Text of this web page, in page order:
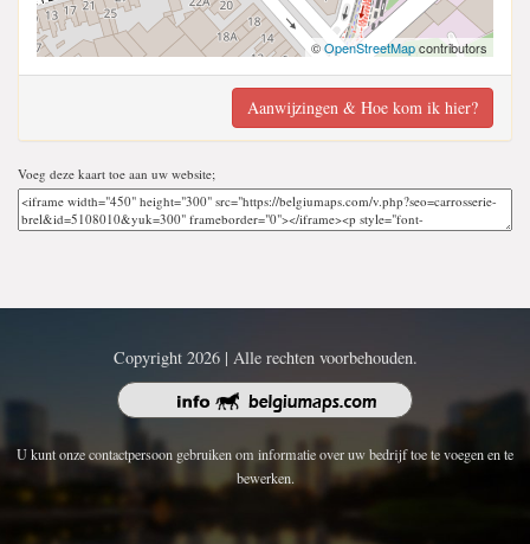
©OpenStreetMapcontributors
Aanwijzingen & Hoe kom ik hier?
Voeg deze kaart toe aan uw website;
Copyright 2026 | Alle rechten voorbehouden.
U kunt onze contactpersoon gebruiken om informatie over uw bedrijf toe te voegen en te
bewerken.